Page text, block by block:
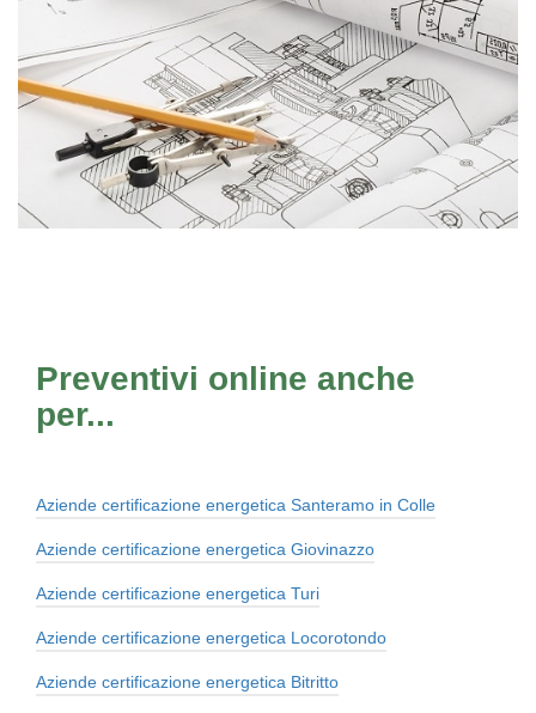
Preventivi online anche
per...
Aziende certificazione energetica Santeramo in Colle
Aziende certificazione energetica Giovinazzo
Aziende certificazione energetica Turi
Aziende certificazione energetica Locorotondo
Aziende certificazione energetica Bitritto